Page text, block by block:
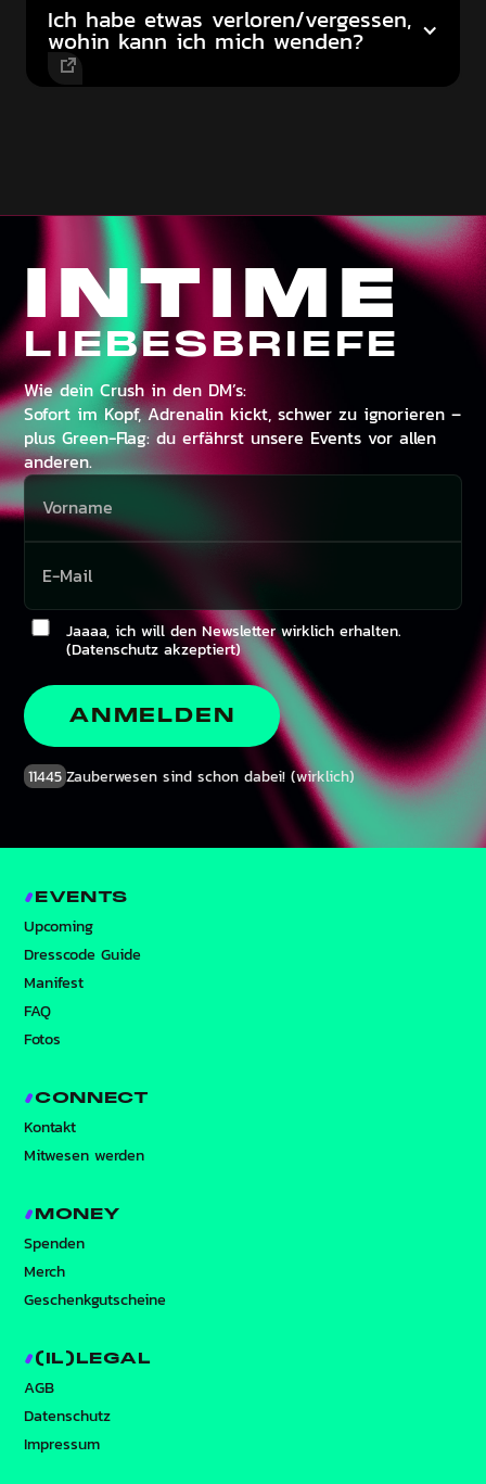
Ich habe etwas verloren/vergessen,
wohin kann ich mich wenden?
INTIME
LIEBESBRIEFE
Wie dein Crush in den DM’s:
Sofort im Kopf, Adrenalin kickt, schwer zu ignorieren –
plus Green-Flag: du erfährst unsere Events vor allen
anderen.
Jaaaa, ich will den Newsletter wirklich erhalten.
(Datenschutz akzeptiert)
ANMELDEN
11445 Zauberwesen sind schon dabei! (wirklich)
EVENTS
Upcoming
Dresscode Guide
Manifest
FAQ
Fotos
CONNECT
Kontakt
Mitwesen werden
MONEY
Spenden
Merch
Geschenkgutscheine
(IL)LEGAL
AGB
Datenschutz
Impressum